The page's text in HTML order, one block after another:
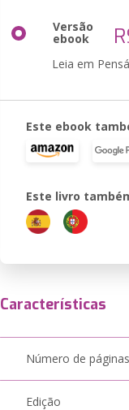
Versão
ebook
Leia em
Este ebook
Este livro
Características
Número de páginas
Edição